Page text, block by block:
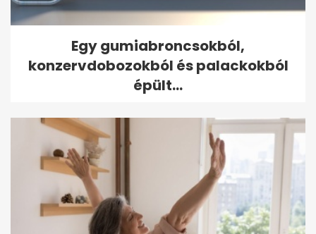
Egy gumiabroncsokból,
konzervdobozokból és palackokból
épült...